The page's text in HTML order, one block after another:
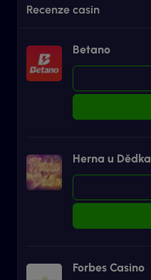
Recenze casin
Betano
Herna u Dědka
Forbes Casino